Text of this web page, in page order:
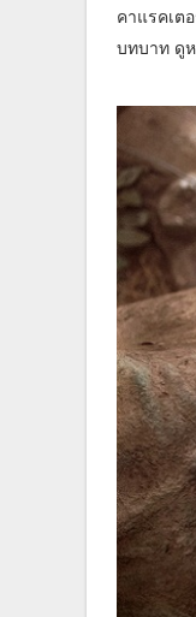
คาแรคเต
บทบาท ดู